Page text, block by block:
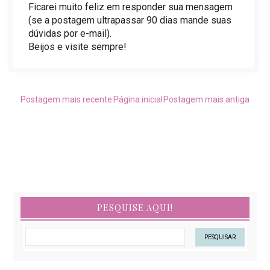
Ficarei muito feliz em responder sua mensagem
(se a postagem ultrapassar 90 dias mande suas
dúvidas por e-mail).
Beijos e visite sempre!
Postagem mais recente Postagem mais antiga
Página inicial
PESQUISE AQUI!